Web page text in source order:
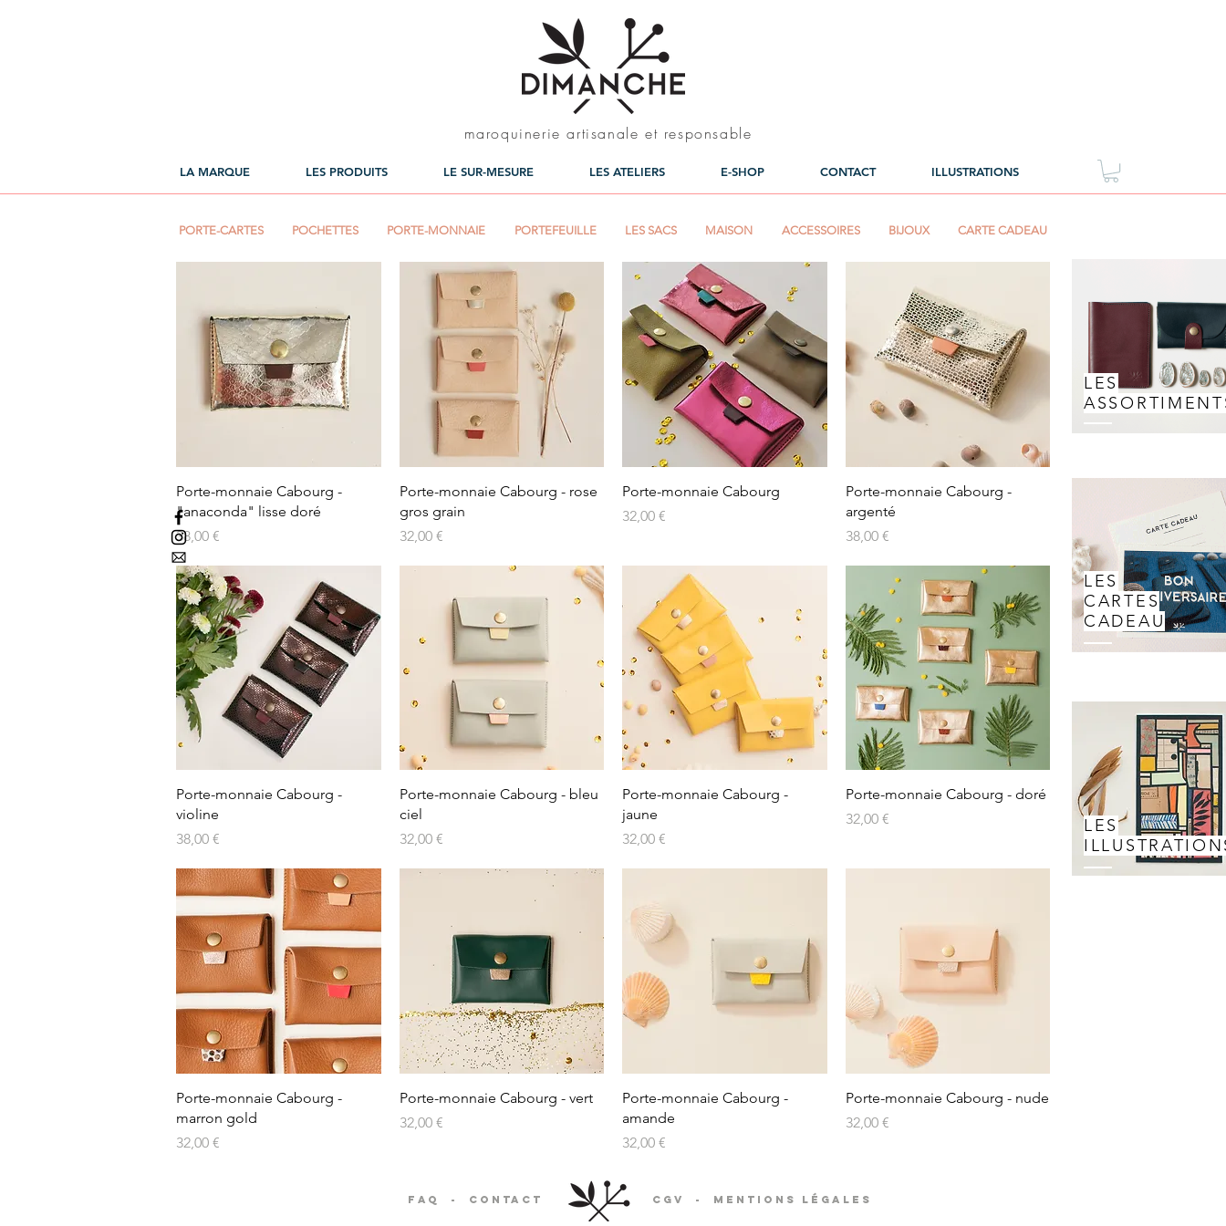
maroquinerie artisanale et responsable
LA MARQUE LES PRODUITS LE SUR-MESURE LES ATELIERS E-SHOP CONTACT ILLUSTRATIONS
PORTE-CARTES POCHETTES PORTE-MONNAIE PORTEFEUILLE LES SACS MAISON ACCESSOIRES BIJOUX CARTE CADEAU
Porte-monnaie Cabourg -
"anaconda" lisse doré
Prix
38,00 €
Porte-monnaie Cabourg - rose
gros grain
Prix
32,00 €
Porte-monnaie Cabourg
Prix
32,00 €
Porte-monnaie Cabourg -
argenté
Prix
38,00 €
Porte-monnaie Cabourg -
violine
Prix
38,00 €
Porte-monnaie Cabourg - bleu
ciel
Prix
32,00 €
Porte-monnaie Cabourg -
jaune
Prix
32,00 €
Porte-monnaie Cabourg - doré
Prix
32,00 €
Porte-monnaie Cabourg -
marron gold
Prix
32,00 €
Porte-monnaie Cabourg - vert
Prix
32,00 €
Porte-monnaie Cabourg -
amande
Prix
32,00 €
Porte-monnaie Cabourg - nude
Prix
32,00 €
LES
LES
CARTES
CADEAU
LES
FAQ - Contact CGV - Mentions légales